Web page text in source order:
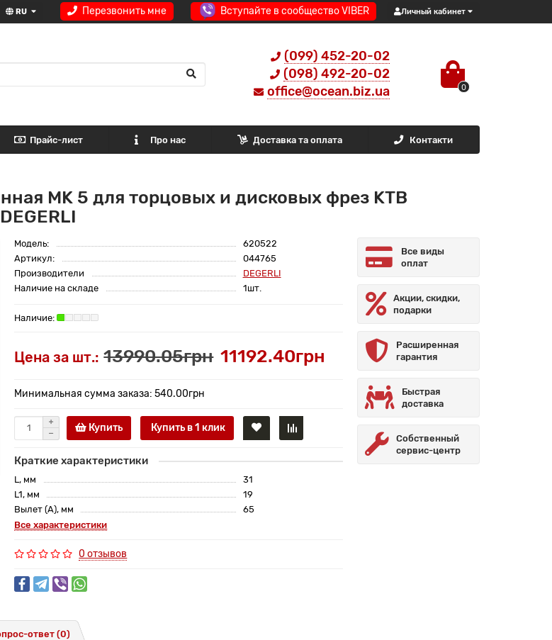
Перезвонить мне Вступайте в сообщество VIBER Личный кабинет
RU
(099) 452-20-02
(098) 492-20-02
office@ocean.biz.ua
0
Прайс-лист Про нас Доставка та оплата Контакти
MK 5 для торцовых и дисковых фрез KTB
Модель:
620522
Артикул:
044765
Производители
DEGERLI
Наличие на складе
1шт.
Цена за шт.: 13990.05грн 11192.40грн
Минимальная сумма заказа: 540.00грн
Купить Купить в 1 клик
Краткие характеристики
L, мм
31
L1, мм
19
Вылет (A), мм
65
Все характеристики
0 отзывов
Все виды
оплат
Акции, скидки,
подарки
Расширенная
гарантия
Быстрая
доставка
Собственный
сервис-центр
ответ (0)